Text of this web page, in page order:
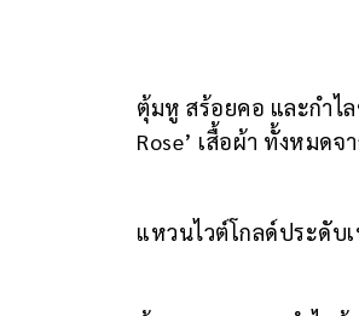
ตุ้มหู สร้อยคอ และกำไ
Rose’ เสื้อผ้า ทั้งหมดจา
แหวนไวต์โกลด์ประดับเ